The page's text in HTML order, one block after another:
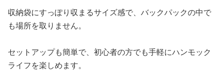
収納袋にすっぽり収まるサイズ感で、バックパックの中で
も場所を取りません。
セットアップも簡単で、初心者の方でも手軽にハンモック
ライフを楽しめます。